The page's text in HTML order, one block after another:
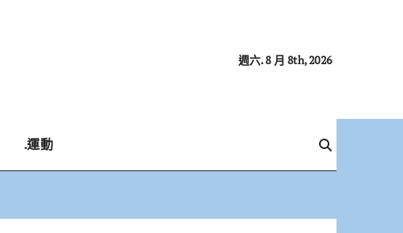
週六. 8 月 8th, 2026
.運動